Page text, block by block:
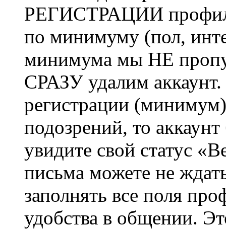
РЕГИСТРАЦИИ профиль
по минимуму (пол,
минимума мы НЕ
СРАЗУ удалим
регистрации
подозрений, то
увидите свой статус
письма можете не
заполнять все поля
удобства в общении.